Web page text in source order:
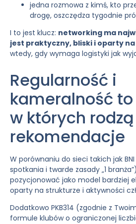
jedna rozmowa z kimś, kto
drogę, oszczędza tygodnie
I to jest klucz: networking ma
jest praktyczny, bliski i oparty
wtedy, gdy wymaga logistyki jak
Regularność i
kameralność
w których
rekomendacje
W porównaniu do sieci takich jak
spotkania i twarde zasady „1
pozycjonować jako model bardziej
oparty na strukturze i aktywności
Dodatkowo PKB314 (zgodnie z
formule klubów o ograniczonej